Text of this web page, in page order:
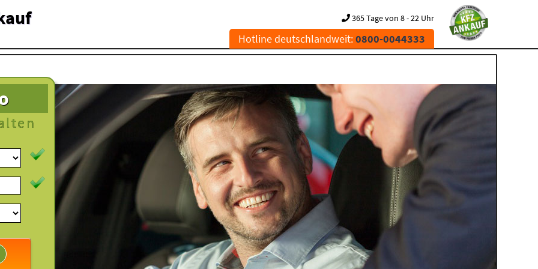
365 Tage von 8 - 22 Uhr
Hotline deutschlandweit:0800-0044333